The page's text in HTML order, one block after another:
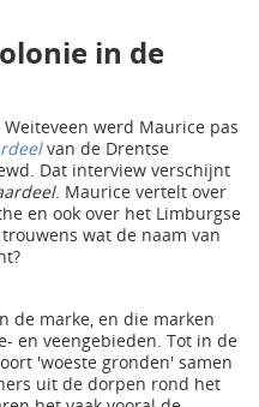
in de
werd Maurice pas
van de Drentse
Dat interview verschijnt
. Maurice vertelt over
en ook over het Limburgse
wat de naam van
de marke, en die marken
en veengebieden. Tot in de
'woeste gronden' samen
uit de dorpen rond het